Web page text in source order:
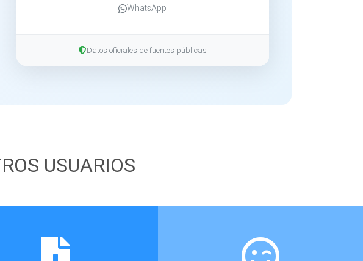
WhatsApp
Datos oficiales de fuentes públicas
USUARIOS